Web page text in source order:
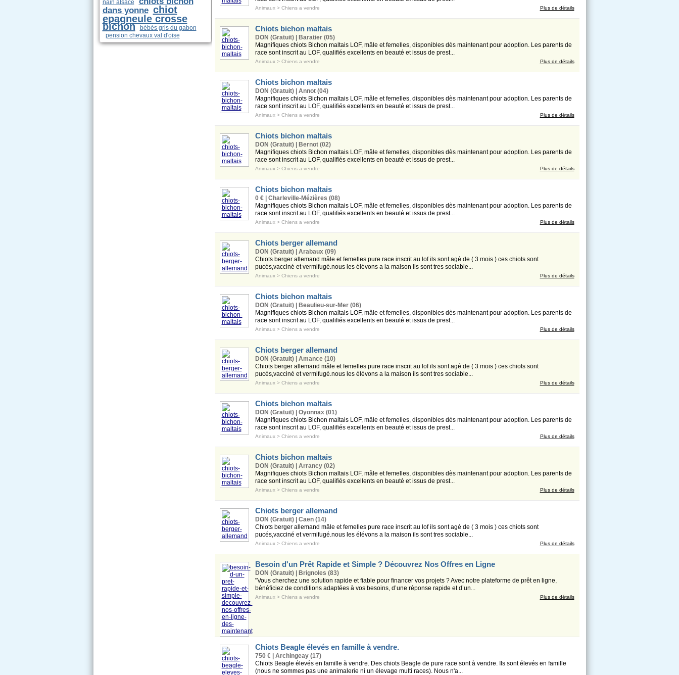
nain alsace
dans yonne chiot
epagneule crosse
bichon
bébés gris du gabon
pension chevaux val d'oise
Animaux> Chiens a vendre Plus de détails
Chiots bichon maltais
DON (Gratuit) | Baratier (05)
Magnifiques chiots Bichon maltais LOF, mâle et femelles, disponibles dès maintenant pour adoption. Les parents de
race sont inscrit au LOF, qualifiés excellents en beauté et issus de prest...
Animaux> Chiens a vendre Plus de détails
Chiots bichon maltais
DON (Gratuit) | Annot (04)
Magnifiques chiots Bichon maltais LOF, mâle et femelles, disponibles dès maintenant pour adoption. Les parents de
race sont inscrit au LOF, qualifiés excellents en beauté et issus de prest...
Animaux> Chiens a vendre Plus de détails
Chiots bichon maltais
DON (Gratuit) | Bernot (02)
Magnifiques chiots Bichon maltais LOF, mâle et femelles, disponibles dès maintenant pour adoption. Les parents de
race sont inscrit au LOF, qualifiés excellents en beauté et issus de prest...
Animaux> Chiens a vendre Plus de détails
Chiots bichon maltais
0 € | Charleville-Mézières (08)
Magnifiques chiots Bichon maltais LOF, mâle et femelles, disponibles dès maintenant pour adoption. Les parents de
race sont inscrit au LOF, qualifiés excellents en beauté et issus de prest...
Animaux> Chiens a vendre Plus de détails
Chiots berger allemand
DON (Gratuit) | Arabaux (09)
Chiots berger allemand mâle et femelles pure race inscrit au lof ils sont agé de ( 3 mois ) ces chiots sont
pucés,vacciné et vermifugé.nous les élévons a la maison ils sont tres sociable...
Animaux> Chiens a vendre Plus de détails
Chiots bichon maltais
DON (Gratuit) | Beaulieu-sur-Mer (06)
Magnifiques chiots Bichon maltais LOF, mâle et femelles, disponibles dès maintenant pour adoption. Les parents de
race sont inscrit au LOF, qualifiés excellents en beauté et issus de prest...
Animaux> Chiens a vendre Plus de détails
Chiots berger allemand
DON (Gratuit) | Amance (10)
Chiots berger allemand mâle et femelles pure race inscrit au lof ils sont agé de ( 3 mois ) ces chiots sont
pucés,vacciné et vermifugé.nous les élévons a la maison ils sont tres sociable...
Animaux> Chiens a vendre Plus de détails
Chiots bichon maltais
DON (Gratuit) | Oyonnax (01)
Magnifiques chiots Bichon maltais LOF, mâle et femelles, disponibles dès maintenant pour adoption. Les parents de
race sont inscrit au LOF, qualifiés excellents en beauté et issus de prest...
Animaux> Chiens a vendre Plus de détails
Chiots bichon maltais
DON (Gratuit) | Arrancy (02)
Magnifiques chiots Bichon maltais LOF, mâle et femelles, disponibles dès maintenant pour adoption. Les parents de
race sont inscrit au LOF, qualifiés excellents en beauté et issus de prest...
Animaux> Chiens a vendre Plus de détails
Chiots berger allemand
DON (Gratuit) | Caen (14)
Chiots berger allemand mâle et femelles pure race inscrit au lof ils sont agé de ( 3 mois ) ces chiots sont
pucés,vacciné et vermifugé.nous les élévons a la maison ils sont tres sociable...
Animaux> Chiens a vendre Plus de détails
Besoin d'un Prêt Rapide et Simple ? Découvrez Nos Offres en Ligne
DON (Gratuit) | Brignoles (83)
"Vous cherchez une solution rapide et fiable pour financer vos projets ? Avec notre plateforme de prêt en ligne,
bénéficiez de conditions adaptées à vos besoins, d’une réponse rapide et d’un...
Animaux> Chiens a vendre Plus de détails
Chiots Beagle élevés en famille à vendre.
750 € | Archingeay (17)
Chiots Beagle élevés en famille à vendre. Des chiots Beagle de pure race sont à vendre. Ils sont élevés en famille
(nous ne sommes pas une animalerie ni un élevage multi races). Nous n'a...